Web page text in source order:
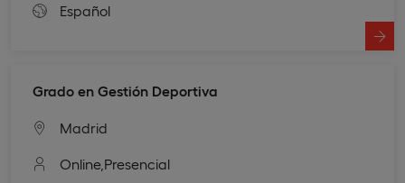
Español
Grado en Gestión Deportiva
Madrid
Online, Presencial